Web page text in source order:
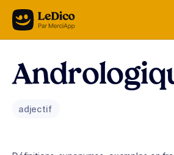
Aller au contenu
adjectif